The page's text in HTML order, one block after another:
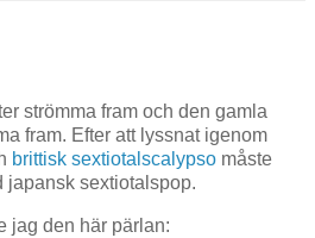
strömma fram och den gamla
fram. Efter att lyssnat igenom
brittisk sextiotalscalypso måste
japansk sextiotalspop.
jag den här pärlan: